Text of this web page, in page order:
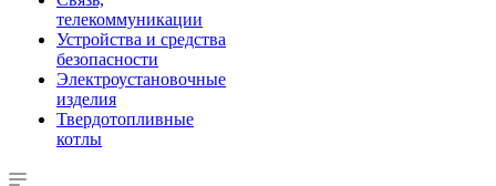
телекоммуникации
Устройства и средства
безопасности
Электроустановочные
изделия
Твердотопливные
котлы